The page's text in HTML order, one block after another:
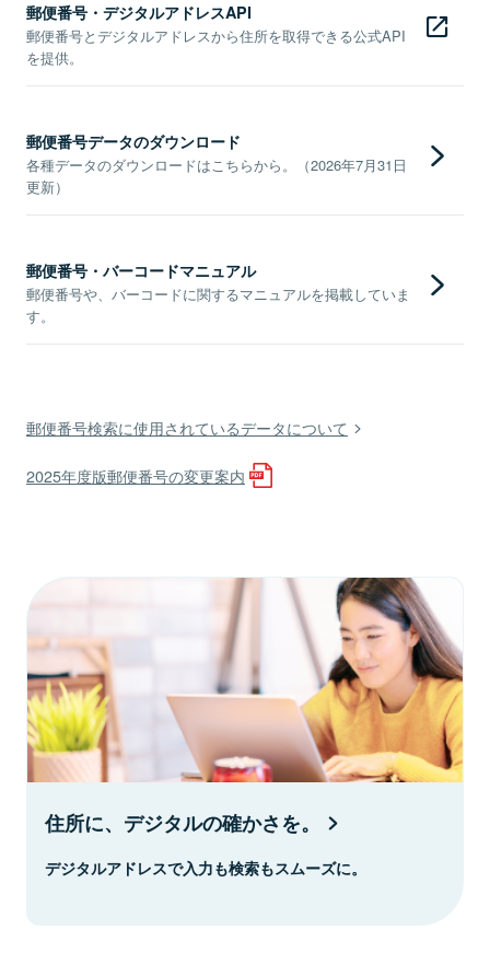
郵便番号・デジタルアドレスAPI
郵便番号とデジタルアドレスから住所を取得できる公式API
を提供。
郵便番号データのダウンロード
各種データのダウンロードはこちらから。（2026年7月31日
更新）
郵便番号・バーコードマニュアル
郵便番号や、バーコードに関するマニュアルを掲載していま
す。
郵便番号検索に使用されているデータについて
2025年度版郵便番号の変更案内
住所に、デジタルの確かさを。
デジタルアドレスで入力も検索もスムーズに。